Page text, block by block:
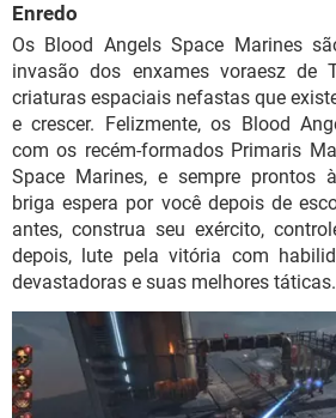
Enredo
Os Blood Angels Space Marines
invasão dos enxames voraesz de
criaturas espaciais nefastas que
e crescer. Felizmente, os Blood
com os recém-formados Primaris
Space Marines, e sempre prontos
briga espera por você depois de
antes, construa seu exército,
depois, lute pela vitória com
devastadoras e suas melhores táticas.